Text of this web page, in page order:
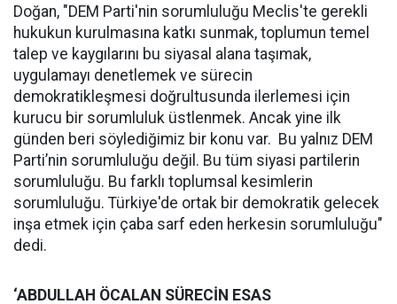
Doğan, "DEM Parti'nin sorumluluğu Meclis'te gerekli
hukukun kurulmasına katkı sunmak, toplumun temel
talep ve kaygılarını bu siyasal alana taşımak,
uygulamayı denetlemek ve sürecin
demokratikleşmesi doğrultusunda ilerlemesi için
kurucu bir sorumluluk üstlenmek. Ancak yine ilk
günden beri söylediğimiz bir konu var. Bu yalnız DEM
Parti’nin sorumluluğu değil. Bu tüm siyasi partilerin
sorumluluğu. Bu farklı toplumsal kesimlerin
sorumluluğu. Türkiye'de ortak bir demokratik gelecek
inşa etmek için çaba sarf eden herkesin sorumluluğu"
dedi.
‘ABDULLAH ÖCALAN SÜRECİN ESAS